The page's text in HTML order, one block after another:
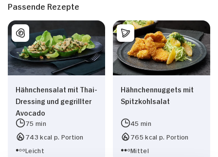
Passende Rezepte
Hähnchensalat mit Thai-
Dressing und gegrillter
Avocado
75 min
743 kcal p. Portion
Leicht
Hähnchennuggets mit
Spitzkohlsalat
45 min
765 kcal p. Portion
Mittel